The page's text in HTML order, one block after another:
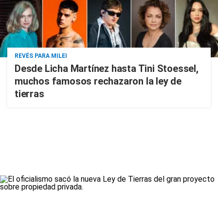
REVÉS PARA MILEI
Desde Licha Martínez hasta Tini Stoessel,
muchos famosos rechazaron la ley de
tierras